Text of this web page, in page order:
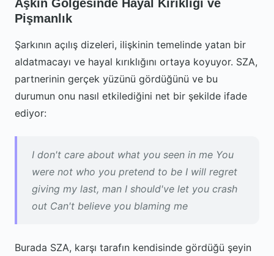
Aşkın Gölgesinde Hayal Kırıklığı ve
Pişmanlık
Şarkının açılış dizeleri, ilişkinin temelinde yatan bir
aldatmacayı ve hayal kırıklığını ortaya koyuyor. SZA,
partnerinin gerçek yüzünü gördüğünü ve bu
durumun onu nasıl etkilediğini net bir şekilde ifade
ediyor:
I don't care about what you seen in me You
were not who you pretend to be I will regret
giving my last, man I should've let you crash
out Can't believe you blaming me
Burada SZA, karşı tarafın kendisinde gördüğü şeyin